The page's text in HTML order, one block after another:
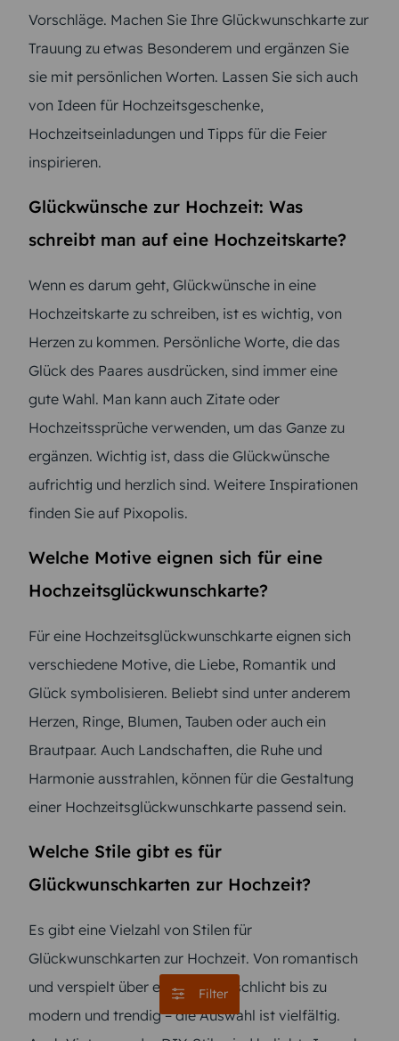
Filter
Vorschläge. Machen Sie Ihre Glückwunschkarte zur
Trauung zu etwas Besonderem und ergänzen Sie
sie mit persönlichen Worten. Lassen Sie sich auch
von Ideen für Hochzeitsgeschenke,
Hochzeitseinladungen und Tipps für die Feier
inspirieren.
Glückwünsche zur Hochzeit: Was
schreibt man auf eine Hochzeitskarte?
Wenn es darum geht, Glückwünsche in eine
Hochzeitskarte zu schreiben, ist es wichtig, von
Herzen zu kommen. Persönliche Worte, die das
Glück des Paares ausdrücken, sind immer eine
gute Wahl. Man kann auch Zitate oder
Hochzeitssprüche verwenden, um das Ganze zu
ergänzen. Wichtig ist, dass die Glückwünsche
aufrichtig und herzlich sind. Weitere Inspirationen
finden Sie auf Pixopolis.
Welche Motive eignen sich für eine
Hochzeitsglückwunschkarte?
Für eine Hochzeitsglückwunschkarte eignen sich
verschiedene Motive, die Liebe, Romantik und
Glück symbolisieren. Beliebt sind unter anderem
Herzen, Ringe, Blumen, Tauben oder auch ein
Brautpaar. Auch Landschaften, die Ruhe und
Harmonie ausstrahlen, können für die Gestaltung
einer Hochzeitsglückwunschkarte passend sein.
Welche Stile gibt es für
Glückwunschkarten zur Hochzeit?
Es gibt eine Vielzahl von Stilen für
Glückwunschkarten zur Hochzeit. Von romantisch
und verspielt über elegant und schlicht bis zu
modern und trendig – die Auswahl ist vielfältig.